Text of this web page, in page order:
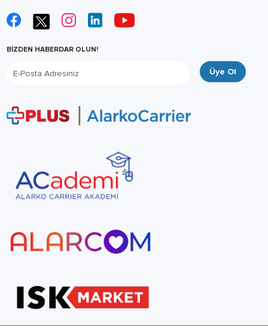
BİZDEN HABERDAR OLUN!
Üye Ol